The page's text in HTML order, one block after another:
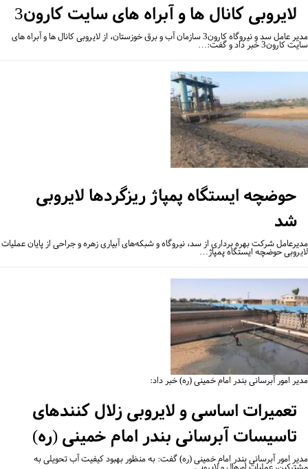
لایروبی کانال ها و آبراه های سایت کارون3
مدیر عامل سد و نیروگاه کارون3 سازمان آب و برق خوزستان، از لایروبی کانال ها و آبراه های
خبر داد و گفت:…
حوضچه ایستگاه پمپاژ ریزگردها لایروبی
شد
شرکت بهره برداری از سد، نیروگاه و شبکه‌های آبیاری زهره و جراحی از پایان عملیات
حوضچه ایستگاه پمپاژ…
امور آبرسانی بندر امام خمینی (ره) خبر داد:
تعمیرات اساسی و لایروبی زلال کنندهای
تاسیسات آبرسانی بندر امام خمینی (ره)
امور آبرسانی بندر امام خمینی (ره) گفت: به منظور بهبود کیفیت آب تحویلی به